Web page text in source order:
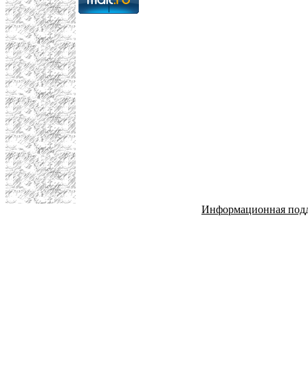
Информационная